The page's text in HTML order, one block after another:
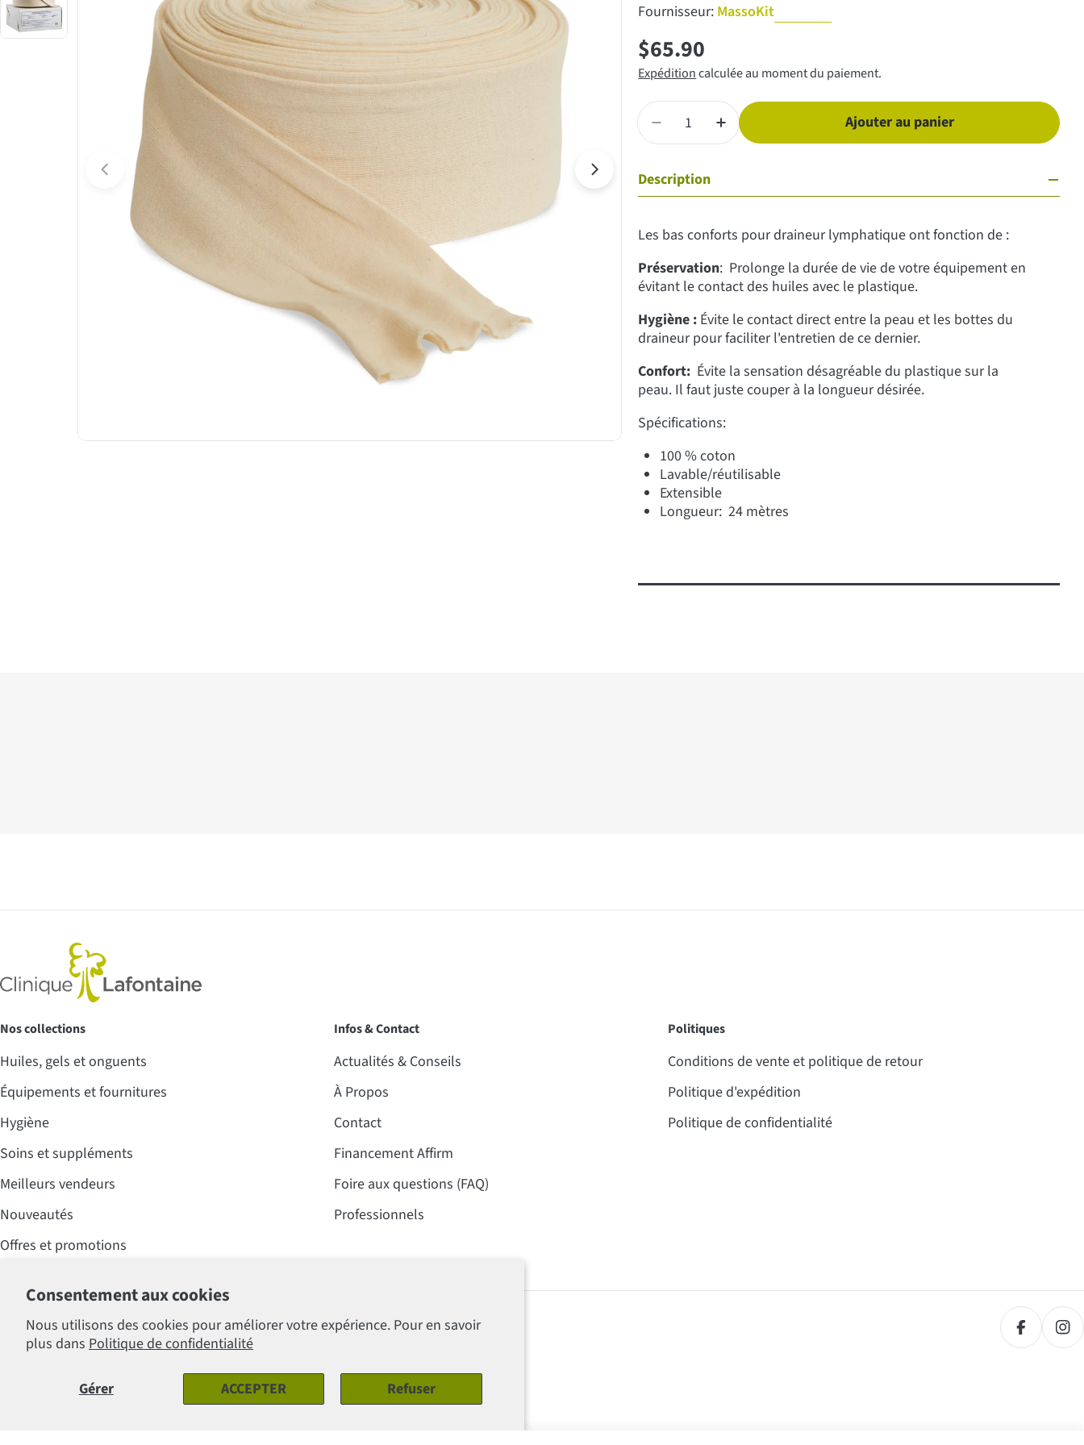
Consentement aux cookies
Nous utilisons des cookies pour améliorer votre expérience. Pour en savoir
plus dans Politique de confidentialité
Gérer ACCEPTER Refuser
Fournisseur: MassoKit
Prix
​​
régulier
$65.90
Expéditioncalculée au moment du paiement.
Quantité
Diminuer la quantité pour Bas confort pour draineur lymphatique
Augmenter la quantité pour Bas confort pour draineur
Ajouter au panier
Description
Les bas conforts pour draineur lymphatique ont fonction de :
Préservation: Prolonge la durée de vie de votre équipement en
évitant le contact des huiles avec le plastique.
Hygiène : Évite le contact direct entre la peau et les bottes du
draineur pour faciliter l'entretien de ce dernier.
Confort: Évite la sensation désagréable du plastique sur la
peau. Il faut juste couper à la longueur désirée.
Spécifications:
100 % coton
Lavable/réutilisable
Extensible
Longueur: 24 mètres
Nos collections
Huiles, gels et onguents
Équipements et fournitures
Hygiène
Soins et suppléments
Meilleurs vendeurs
Nouveautés
Offres et promotions
Infos & Contact
Actualités & Conseils
À Propos
Contact
Financement Affirm
Foire aux questions (FAQ)
Professionnels
Politiques
Conditions de vente et politique de retour
Politique d'expédition
Politique de confidentialité
Modes
Facebook
Clinique Lafontaine Inc.